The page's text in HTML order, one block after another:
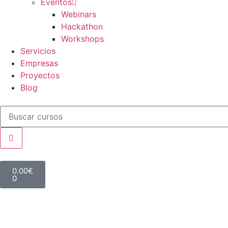
Eventos
Webinars
Hackathon
Workshops
Servicios
Empresas
Proyectos
Blog
0.00€
0